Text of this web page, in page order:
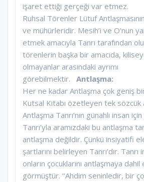
işaret ettiği gerçeği var etmez.
Ruhsal Törenler Lütuf
ve mühürleridir. Mesih’i ve O’nun
etmek amacıyla Tanrı tarafından
törenlerin başka bir amacıda,
olmayanlar arasındaki ayrımı
görebilmektir.
Antlaşma:
Her ne kadar Antlaşma çok geniş
Kutsal Kitabı özetleyen tek sözcük
Antlaşma Tanrı’nın günahlı insan için
Tanrı’yla aramızdaki bu antlaşma
antlaşma değildir. Çünkü insiyatifi
şartlarını belirleyen Tanrı’dır. Tanrı
onların çocuklarını antlaşmaya
görmüştür. ‘‘Ahdim seninledir, bir